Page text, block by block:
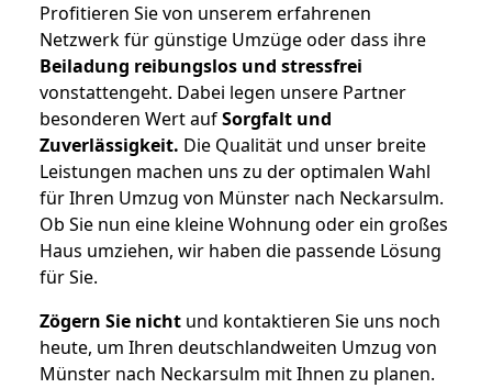
Profitieren Sie von unserem erfahrenen
Netzwerk für günstige Umzüge oder dass ihre
Beiladung reibungslos und stressfrei
vonstattengeht. Dabei legen unsere Partner
besonderen Wert aufSorgfalt und
Zuverlässigkeit. Die Qualität und unser breite
Leistungen machen uns zu der optimalen Wahl
für Ihren Umzug von Münster nach Neckarsulm.
Ob Sie nun eine kleine Wohnung oder ein großes
Haus umziehen, wir haben die passende Lösung
für Sie.
Zögern Sie nicht und kontaktieren Sie uns noch
heute, um Ihren deutschlandweiten Umzug von
Münster nach Neckarsulm mit Ihnen zu planen.